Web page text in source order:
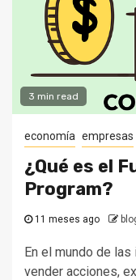
3 min read
economía empresas
¿Qué es el
Program?
11 meses ago
En el mundo de
vender acciones,